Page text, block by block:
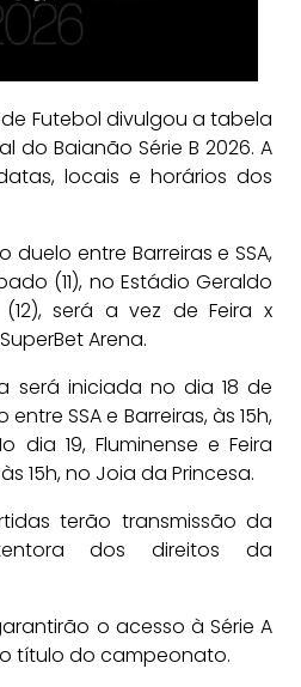
Futebol divulgou a tabela
do Baianão Série B 2026. A
locais e horários dos
entre Barreiras e SSA,
(11), no Estádio Geraldo
será a vez de Feira x
Arena.
será iniciada no dia 18 de
SSA e Barreiras, às 15h,
dia 19, Fluminense e Feira
15h, no Joia da Princesa.
terão transmissão da
dos direitos da
o acesso à Série A
título do campeonato.